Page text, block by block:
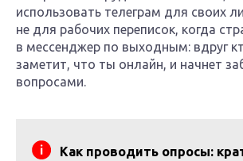
использовать телеграм для своих
не для рабочих переписок, когда
в мессенджер по выходным: вдруг
заметит, что ты онлайн, и начнет
вопросами.
Как проводить опросы: